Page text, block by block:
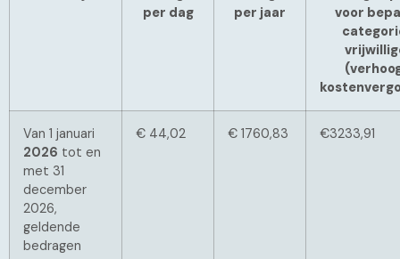
per dag
per jaar
voor
Van 1 januari
2026 tot en
met 31
december
2026,
geldende
bedragen
€ 44,02 € 1760,83 €3233,91